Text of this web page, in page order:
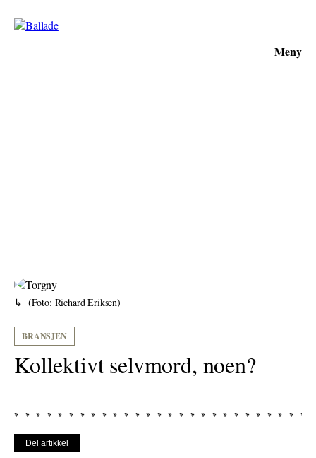
Meny
(Foto: Richard Eriksen)
BRANSJEN
Kollektivt selvmord, noen?
Del artikkel